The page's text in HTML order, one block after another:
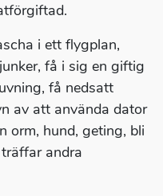
i ett flygplan,
få i sig en giftig
få nedsatt
av att använda dator
orm, hund, geting, bli
andra